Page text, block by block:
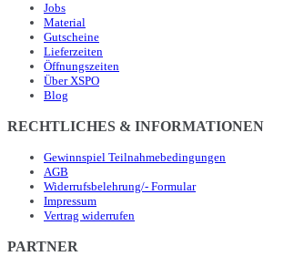
Jobs
Material
Gutscheine
Lieferzeiten
Öffnungszeiten
Über XSPO
Blog
RECHTLICHES & INFORMATIONEN
Gewinnspiel Teilnahmebedingungen
AGB
Widerrufsbelehrung/- Formular
Impressum
Vertrag widerrufen
PARTNER